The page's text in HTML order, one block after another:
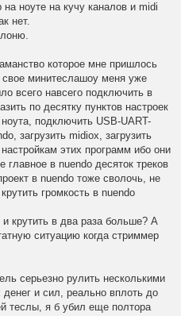
ноуте на кучу каналов и midi
нет.
которое мне пришлось
свое минитеслашоу меня уже
всего навсего подключить в
по десятку пунктов настроек
подключить USB-UART-
загрузить midiox, загрузить
этих программ ибо они
в nuendo десяток треков
в nuendo тоже сволочь, не
громкость в nuendo
крутить в два раза больше? А
ситуацию когда стриммер
серьезно рулить несколькими
и сил, реально вплоть до
теслы, я б убил еще полтора